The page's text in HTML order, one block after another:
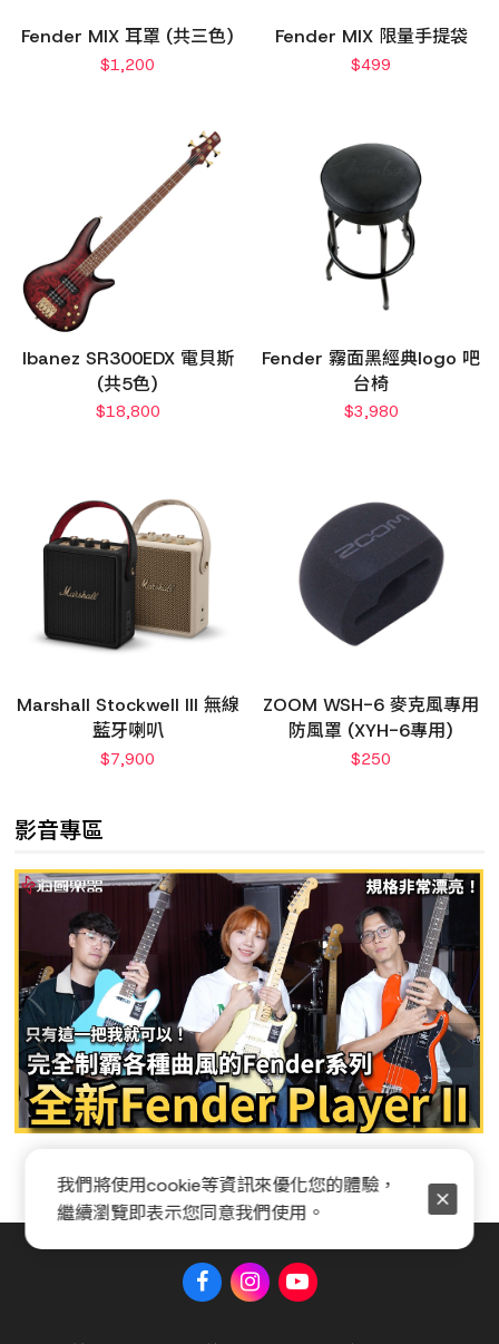
Fender MIX 耳罩 (共三色)
$1,200
Fender MIX 限量手提袋
$499
Ibanez SR300EDX 電貝斯
(共5色)
$18,800
Fender 霧面黑經典logo 吧
台椅
$3,980
Marshall Stockwell III 無線
藍牙喇叭
$7,900
ZOOM WSH-6 麥克風專用
防風罩 (XYH-6專用)
$250
影音專區
我們將使用cookie等資訊來優化您的體驗，
繼續瀏覽即表示您同意我們使用。